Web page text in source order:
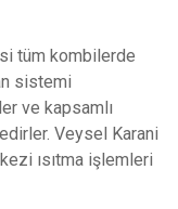
tüm kombilerde
sistemi
ve kapsamlı
Veysel Karani
ısıtma işlemleri